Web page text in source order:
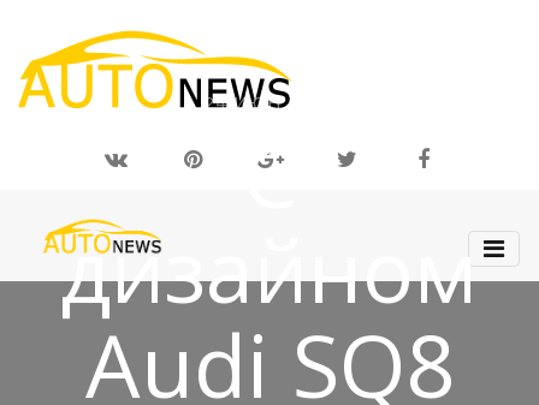
24 ИЮН 2019
С
дизайном
Audi SQ8